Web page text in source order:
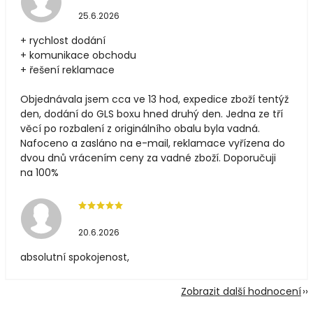
25.6.2026
+ rychlost dodání
+ komunikace obchodu
+ řešení reklamace
Objednávala jsem cca ve 13 hod, expedice zboží tentýž
den, dodání do GLS boxu hned druhý den. Jedna ze tří
věcí po rozbalení z originálního obalu byla vadná.
Nafoceno a zasláno na e-mail, reklamace vyřízena do
dvou dnů vrácením ceny za vadné zboží. Doporučuji
na 100%
20.6.2026
absolutní spokojenost,
Zobrazit další hodnocení